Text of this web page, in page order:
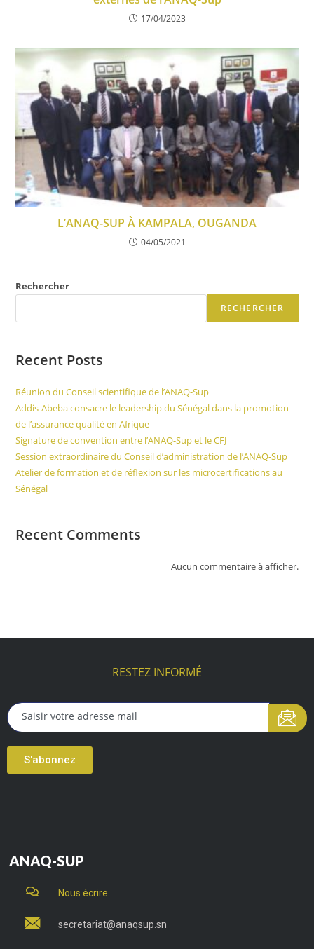
17/04/2023
L’ANAQ-SUP À KAMPALA, OUGANDA
04/05/2021
Rechercher
RECHERCHER
Recent Posts
Réunion du Conseil scientifique de l’ANAQ-Sup
Addis-Abeba consacre le leadership du Sénégal dans la promotion
de l’assurance qualité en Afrique
Signature de convention entre l’ANAQ-Sup et le CFJ
Session extraordinaire du Conseil d’administration de l’ANAQ-Sup
Atelier de formation et de réflexion sur les microcertifications au
Sénégal
Recent Comments
Aucun commentaire à afficher.
RESTEZ INFORMÉ
S'abonnez
ANAQ-SUP
Nous écrire
secretariat@anaqsup.sn